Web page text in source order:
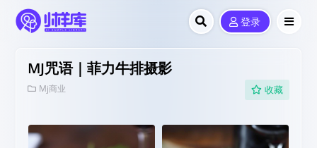
登录
MJ咒语｜菲力牛排摄影
Mj商业 收藏